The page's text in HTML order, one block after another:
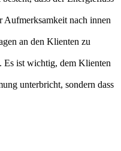
Aufmerksamkeit nach innen
an den Klienten zu
Es ist wichtig, dem Klienten
unterbricht, sondern dass